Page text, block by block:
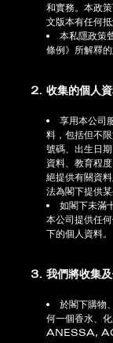
和實務。本政
文版本有任何抵
本私隱政策
條例》所解釋的
2. 收集的個人資
享用本公司
料，包括但不
號碼、出生日
資料、教育程
絕提供有關資
法為閣下提供某
如閣下未滿
本公司提供任
下的個人資料。
3. 我們將收集
於閣下購物
何一個香水、
ANESSA,